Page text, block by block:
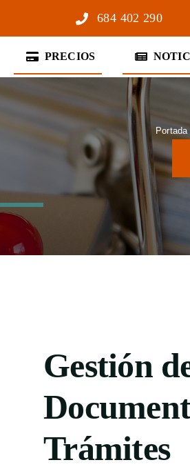
684 402 290
PRECIOS
Portada
Gestión
Trámites